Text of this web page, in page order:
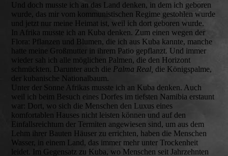
Und doch musste ich an das Land denken, in dem ich geboren
wurde, das mir vom kommunistischen Regime gestohlen wurde
und jetzt nur meine Heimat ist, weil ich dort geboren wurde.
In Afrika musste ich an Kuba denken. Zum einen wegen der
Flora: Pflanzen und Blumen, die ich aus Kuba kannte, manche
hatte meine Großmutter in ihrem Patio gepflanzt. Und immer
wieder sah ich alle möglichen Palmen, die den Horizont
schmückten. Darunter auch die Palma Real, die Königspalme,
der kubanische Nationalbaum.
Unter der Sonne Afrikas musste ich an Kuba denken. Auch
weil ich beim Besuch eines Dorfes im tiefsten Namibia erstaunt
war: Dort, wo sich die Menschen den Luxus eines
komfortablen Hauses nicht leisten können und auf den
Einfallsreichtum der Termiten angewiesen sind, um aus dem
Lehm ihrer Bauten Häuser zu errichten, haben die Menschen
Wasser, in einem Land, das immer mehr unter Trockenheit
leidet. Im Gegensatz zu Kuba, wo Menschen seit Jahrzehnten